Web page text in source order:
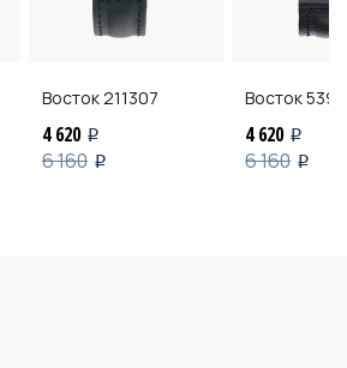
Восток 211307
4 620 i
6 160 i
Восток
4 620 i
6 160 i